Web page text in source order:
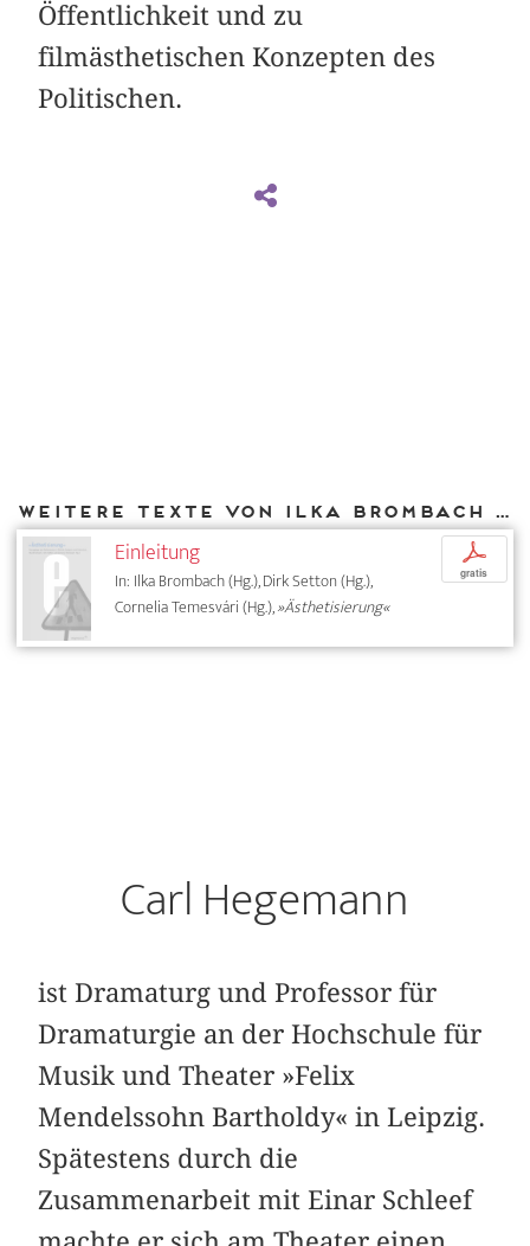
Öffentlichkeit und zu
filmästhetischen Konzepten des
Politischen.
Weitere Texte von Ilka Brombach bei DIAPHANES
Einleitung
In: Ilka Brombach (Hg.), Dirk Setton (Hg.),
Cornelia Temesvári (Hg.),»Ästhetisierung«
p
gratis
Carl Hegemann
ist Dramaturg und Professor für
Dramaturgie an der Hochschule für
Musik und Theater »Felix
Mendelssohn Bartholdy« in Leipzig.
Spätestens durch die
Zusammenarbeit mit Einar Schleef